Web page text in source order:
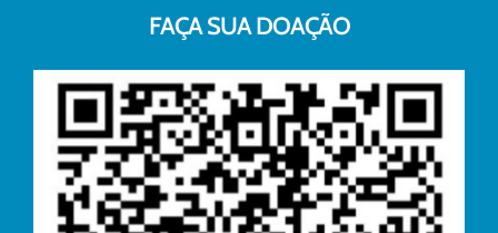
FAÇA SUA DOAÇÃO